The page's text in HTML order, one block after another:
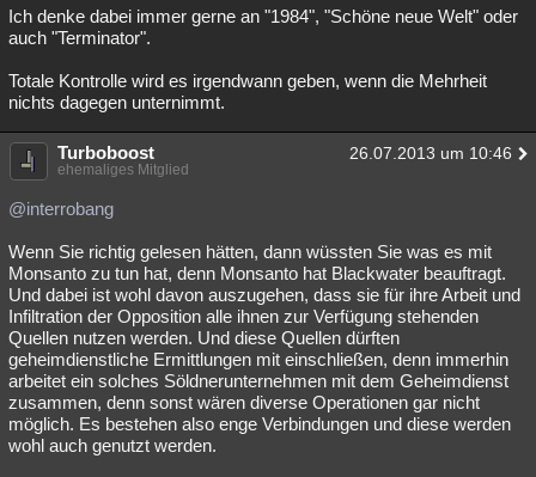
Ich denke dabei immer gerne an "1984", "Schöne neue Welt" oder
auch "Terminator".
Totale Kontrolle wird es irgendwann geben, wenn die Mehrheit
nichts dagegen unternimmt.
Turboboost 26.07.2013 um 10:46
ehemaliges Mitglied
@interrobang
Wenn Sie richtig gelesen hätten, dann wüssten Sie was es mit
Monsanto zu tun hat, denn Monsanto hat Blackwater beauftragt.
Und dabei ist wohl davon auszugehen, dass sie für ihre Arbeit und
Infiltration der Opposition alle ihnen zur Verfügung stehenden
Quellen nutzen werden. Und diese Quellen dürften
geheimdienstliche Ermittlungen mit einschließen, denn immerhin
arbeitet ein solches Söldnerunternehmen mit dem Geheimdienst
zusammen, denn sonst wären diverse Operationen gar nicht
möglich. Es bestehen also enge Verbindungen und diese werden
wohl auch genutzt werden.